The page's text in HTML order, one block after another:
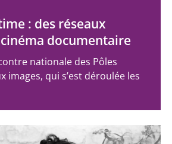
: des réseaux
documentaire
nationale des Pôles
images, qui s’est déroulée les